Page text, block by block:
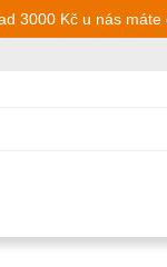
3000 Kč u nás máte